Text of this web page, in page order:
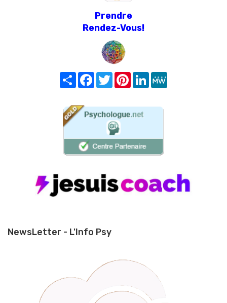
Prendre
Rendez-Vous!
Share FacebookTwitterPinterest
LinkedIn
NewsLetter - L'Info Psy